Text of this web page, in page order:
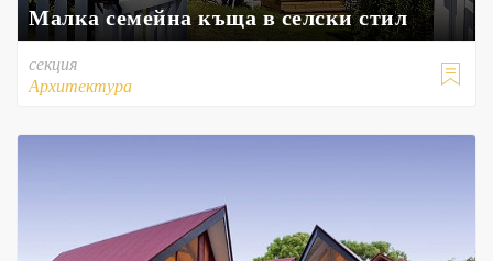
Малка семейна къща в селски стил

секция
Архитектура